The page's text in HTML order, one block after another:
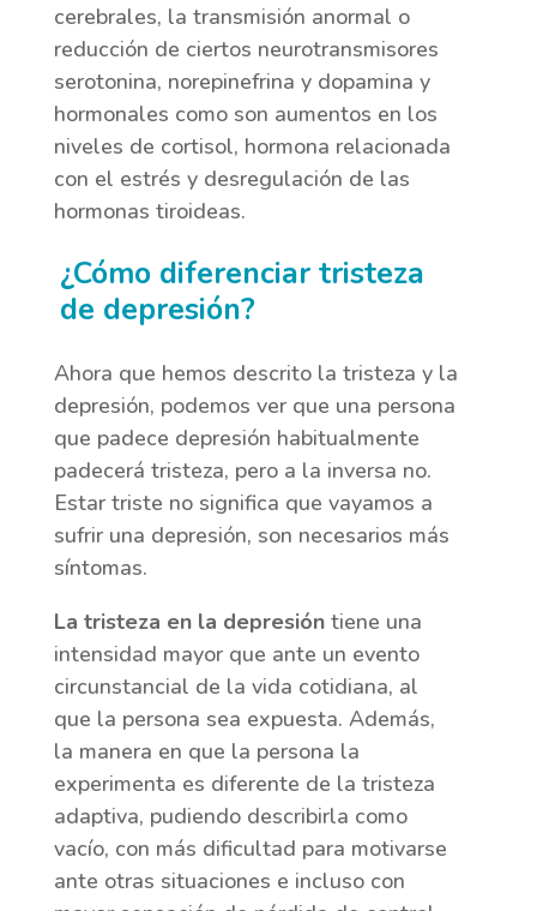
cerebrales, la transmisión anormal o
reducción de ciertos neurotransmisores
serotonina, norepinefrina y dopamina y
hormonales como son aumentos en los
niveles de cortisol, hormona relacionada
con el estrés y desregulación de las
hormonas tiroideas.
¿Cómo diferenciar tristeza
de depresión?
Ahora que hemos descrito la tristeza y la
depresión, podemos ver que una persona
que padece depresión habitualmente
padecerá tristeza, pero a la inversa no.
Estar triste no significa que vayamos a
sufrir una depresión, son necesarios más
síntomas.
La tristeza en la depresióntiene una
intensidad mayor que ante un evento
circunstancial de la vida cotidiana, al
que la persona sea expuesta. Además,
la manera en que la persona la
experimenta es diferente de la tristeza
adaptiva, pudiendo describirla como
vacío, con más dificultad para motivarse
ante otras situaciones e incluso con